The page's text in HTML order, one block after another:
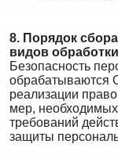
8. Порядок
видов
Безопасность
обрабатываются
реализации
мер,
требований
защиты